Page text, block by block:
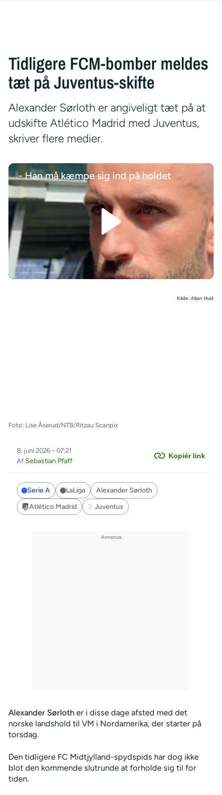
Tidligere FCM-bomber meldes
tæt på Juventus-skifte
Alexander Sørloth er angiveligt tæt på at
udskifte Atlético Madrid med Juventus,
skriver flere medier.
- Han må kæmpe sig ind på holdet
Kilde: Allan Hvid
Foto: Lise Åserud/NTB/Ritzau Scanpix
Kopiér link
8. juni 2026 – 07:21
Af Sebastian Pfaff
Serie A
Alexander Sørloth
Atlético Madrid
Juventus
LaLiga
Alexander Sørlother i disse dage afsted med det
norske landshold til VM i Nordamerika, der starter på
torsdag.
Den tidligere FC Midtjylland-spydspids har dog ikke
blot den kommende slutrunde at forholde sig til for
tiden.